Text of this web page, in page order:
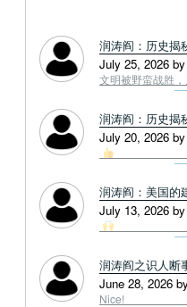
润涛阎：历史揭
July 25, 2026
文明被野蛮战胜
润涛阎：历史揭
July 20, 2026
润涛阎：美国的
July 13, 2026
润涛阎之识人断
June 28, 2026
Nice!